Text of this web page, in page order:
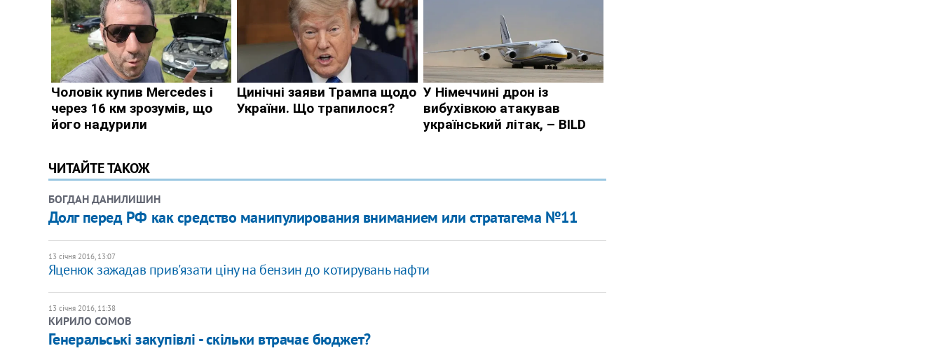
ЧИТАЙТЕ ТАКОЖ
БОГДАН ДАНИЛИШИН
Долг перед РФ как средство манипулирования вниманием или стратагема №11
13 січня 2016, 13:07
Яценюк зажадав прив'язати ціну на бензин до котирувань нафти
13 січня 2016, 11:38
КИРИЛО СОМОВ
Генеральські закупівлі - скільки втрачає бюджет?